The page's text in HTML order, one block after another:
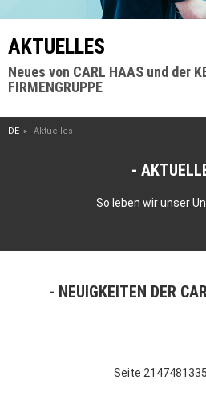
AKTUELLES
Neues von CARL HAAS und der
FIRMENGRUPPE
DE Aktuelles
So leben wir unser
NEUIGKEITEN DER
Seite